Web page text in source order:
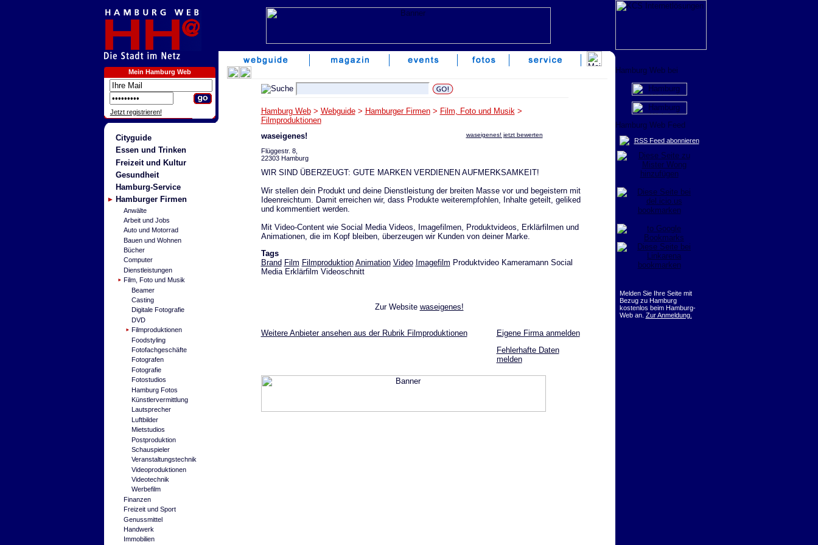
Mein Hamburg Web
Jetzt registrieren!
Cityguide
Essen und Trinken
Freizeit und Kultur
Gesundheit
Hamburg-Service
Hamburger Firmen
Anwälte
Arbeit und Jobs
Auto und Motorrad
Bauen und Wohnen
Bücher
Computer
Dienstleistungen
Film, Foto und Musik
Beamer
Casting
Digitale Fotografie
DVD
Filmproduktionen
Foodstyling
Fotofachgeschäfte
Fotografen
Fotografie
Fotostudios
Hamburg Fotos
Künstlervermittlung
Lautsprecher
Luftbilder
Mietstudios
Postproduktion
Schauspieler
Veranstaltungstechnik
Videoproduktionen
Videotechnik
Werbefilm
Finanzen
Freizeit und Sport
Genussmittel
Handwerk
Immobilien
Hamburg Web> Webguide> Hamburger Firmen> Film, Foto und Musik>
Filmproduktionen
waseigenes! jetzt bewerten
waseigenes!
Flüggestr. 8,
22303 Hamburg
WIR SIND ÜBERZEUGT: GUTE MARKEN VERDIENEN AUFMERKSAMKEIT!
Wir stellen dein Produkt und deine Dienstleistung der breiten Masse vor und begeistern mit
Ideenreichtum. Damit erreichen wir, dass Produkte weiterempfohlen, Inhalte geteilt, geliked
und kommentiert werden.
Mit Video-Content wie Social Media Videos, Imagefilmen, Produktvideos, Erklärfilmen und
Animationen, die im Kopf bleiben, überzeugen wir Kunden von deiner Marke.
Tags
Brand Film Filmproduktion Animation Video Imagefilm Produktvideo Kameramann Social
Media Erklärfilm Videoschnitt
Zur Website waseigenes!
Weitere Anbieter ansehen aus der Rubrik Filmproduktionen
Eigene Firma anmelden
Fehlerhafte Daten
melden
RSS Feed abonnieren
Melden Sie Ihre Seite mit
Bezug zu Hamburg
kostenlos beim Hamburg-
Web an. Zur Anmeldung.